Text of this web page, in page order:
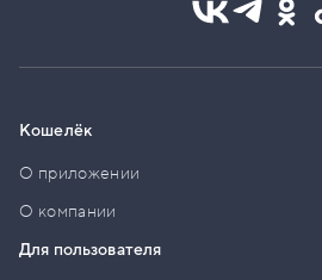
Кошелёк
О приложении
О компании
Для пользователя